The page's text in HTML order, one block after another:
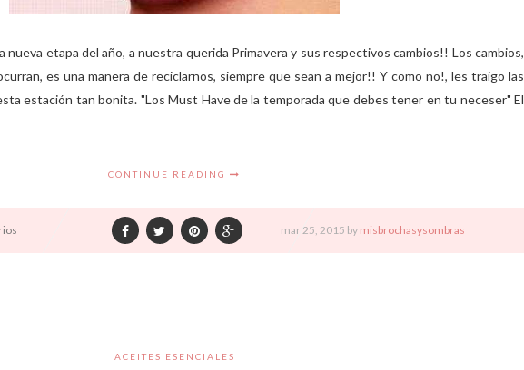
nueva etapa del año, a nuestra querida Primavera y sus respectivos cambios!! Los cambios,
es una manera de reciclarnos, siempre que sean a mejor!! Y como no!, les traigo las
estación tan bonita. "Los Must Have de la temporada que debes tener en tu neceser" El
CONTINUE READING
mar25, 2015 by misbrochasysombras
ACEITES ESENCIALES